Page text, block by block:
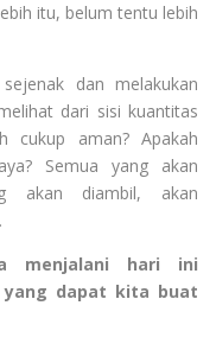
itu, belum tentu lebih
dan melakukan
dari sisi kuantitas
cukup aman? Apakah
Semua yang akan
akan diambil, akan
menjalani hari ini
yang dapat kita buat